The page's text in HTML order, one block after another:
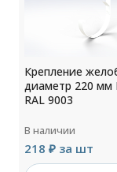
Крепление
диаметр 220 мм
RAL 9003
В наличии
218 ₽ за шт